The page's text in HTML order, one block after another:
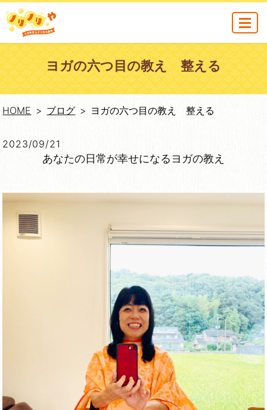
MENU
ヨガの六つ目の教え 整える
HOME ブログ ヨガの六つ目の教え 整える
2023/09/21
あなたの日常が幸せになるヨガの教え